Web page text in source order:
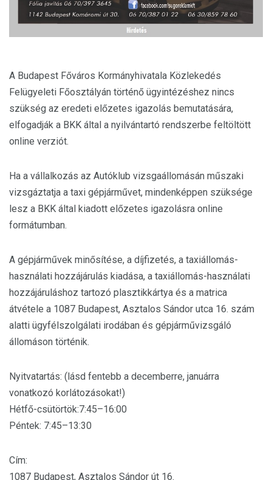
A Budapest Főváros Kormányhivatala Közlekedés
Felügyeleti Főosztályán történő ügyintézéshez nincs
szükség az eredeti előzetes igazolás bemutatására,
elfogadják a BKK által a nyilvántartó rendszerbe feltöltött
online verziót.
Ha a vállalkozás az Autóklub vizsgaállomásán műszaki
vizsgáztatja a taxi gépjárművet, mindenképpen szüksége
lesz a BKK által kiadott előzetes igazolásra online
formátumban.
A gépjárművek minősítése, a díjfizetés, a taxiállomás-
használati hozzájárulás kiadása, a taxiállomás-használati
hozzájáruláshoz tartozó plasztikkártya és a matrica
átvétele a 1087 Budapest, Asztalos Sándor utca 16. szám
alatti ügyfélszolgálati irodában és gépjárművizsgáló
állomáson történik.
Nyitvatartás: (lásd fentebb a decemberre, januárra
vonatkozó korlátozásokat!)
Hétfő-csütörtök:7:45–16:00
Péntek: 7:45–13:30
Cím:
1087 Budapest, Asztalos Sándor út 16.